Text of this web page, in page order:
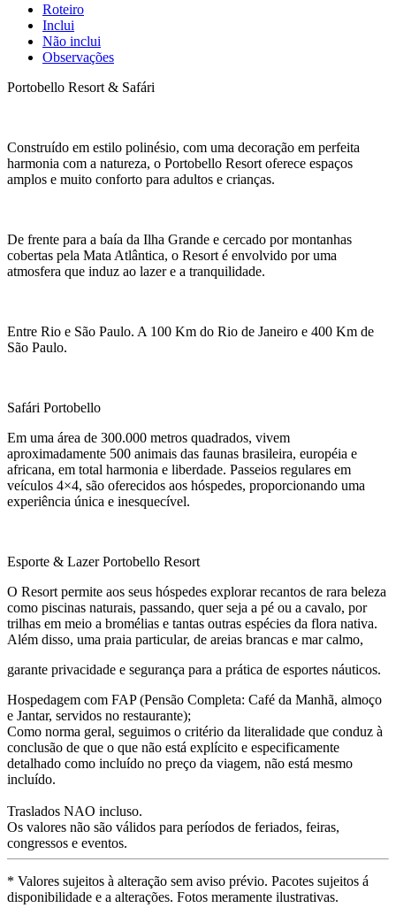
Roteiro
Inclui
Não inclui
Observações
Portobello Resort & Safári
Construído em estilo polinésio, com uma decoração em perfeita
harmonia com a natureza, o Portobello Resort oferece espaços
amplos e muito conforto para adultos e crianças.
De frente para a baía da Ilha Grande e cercado por montanhas
cobertas pela Mata Atlântica, o Resort é envolvido por uma
atmosfera que induz ao lazer e a tranquilidade.
Entre Rio e São Paulo. A 100 Km do Rio de Janeiro e 400 Km de
São Paulo.
Safári Portobello
Em uma área de 300.000 metros quadrados, vivem
aproximadamente 500 animais das faunas brasileira, européia e
africana, em total harmonia e liberdade. Passeios regulares em
veículos 4×4, são oferecidos aos hóspedes, proporcionando uma
experiência única e inesquecível.
Esporte & Lazer Portobello Resort
O Resort permite aos seus hóspedes explorar recantos de rara beleza
como piscinas naturais, passando, quer seja a pé ou a cavalo, por
trilhas em meio a bromélias e tantas outras espécies da flora nativa.
Além disso, uma praia particular, de areias brancas e mar calmo,
garante privacidade e segurança para a prática de esportes náuticos.
Hospedagem com FAP (Pensão Completa: Café da Manhã, almoço
e Jantar, servidos no restaurante);
Como norma geral, seguimos o critério da literalidade que conduz à
conclusão de que o que não está explícito e especificamente
detalhado como incluído no preço da viagem, não está mesmo
incluído.
Traslados NAO incluso.
Os valores não são válidos para períodos de feriados, feiras,
congressos e eventos.
* Valores sujeitos à alteração sem aviso prévio. Pacotes sujeitos á
disponibilidade e a alterações. Fotos meramente ilustrativas.